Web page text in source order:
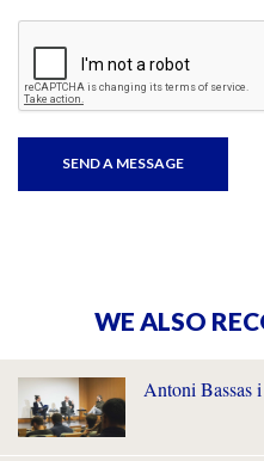
WE ALSO
Antoni Bassas